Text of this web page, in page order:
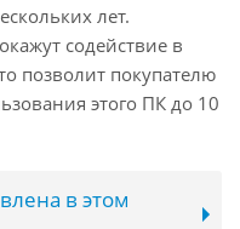
лет.
содействие в
позволит покупателю
этого ПК до 10
в этом